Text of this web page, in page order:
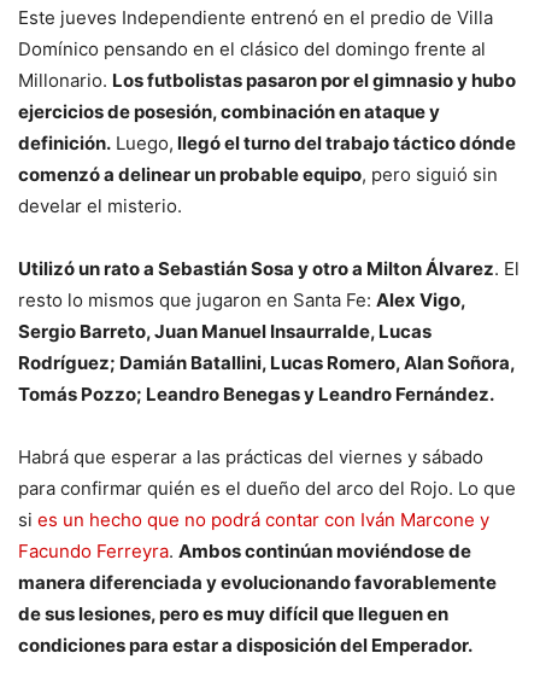
Este jueves Independiente entrenó en el predio de Villa
Domínico pensando en el clásico del domingo frente al
Millonario. Los futbolistas pasaron por el gimnasio y hubo
ejercicios de posesión, combinación en ataque y
definición. Luego, llegó el turno del trabajo táctico dónde
comenzó a delinear un probable equipo, pero siguió sin
develar el misterio.
Utilizó un rato a Sebastián Sosa y otro a Milton Álvarez. El
resto lo mismos que jugaron en Santa Fe: Alex Vigo,
Sergio Barreto, Juan Manuel Insaurralde, Lucas
Rodríguez; Damián Batallini, Lucas Romero, Alan Soñora,
Tomás Pozzo; Leandro Benegas y Leandro Fernández.
Habrá que esperar a las prácticas del viernes y sábado
para confirmar quién es el dueño del arco del Rojo. Lo que
si es un hecho que no podrá contar con Iván Marcone y
Facundo Ferreyra. Ambos continúan moviéndose de
manera diferenciada y evolucionando favorablemente
de sus lesiones, pero es muy difícil que lleguen en
condiciones para estar a disposición del Emperador.